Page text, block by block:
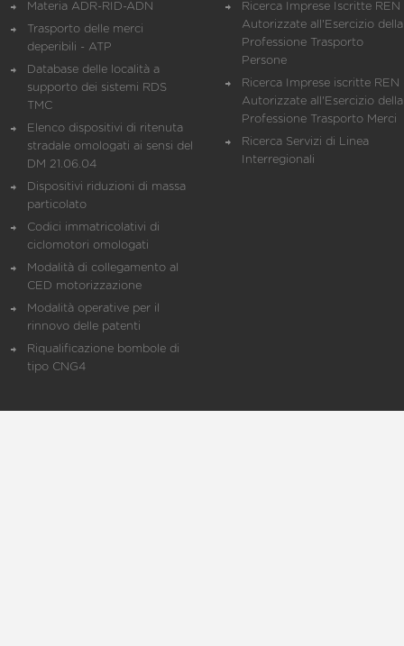
Materia ADR-RID-ADN
Trasporto delle merci
deperibili - ATP
Database delle località a
supporto dei sistemi RDS
TMC
Elenco dispositivi di ritenuta
stradale omologati ai sensi del
DM 21.06.04
Dispositivi riduzioni di massa
particolato
Codici immatricolativi di
ciclomotori omologati
Modalità di collegamento al
CED motorizzazione
Modalità operative per il
rinnovo delle patenti
Riqualificazione bombole di
tipo CNG4
Ricerca Imprese Iscritte REN
Autorizzate all'Esercizio della
Professione Trasporto
Persone
Ricerca Imprese iscritte REN
Autorizzate all'Esercizio della
Professione Trasporto Merci
Ricerca Servizi di Linea
Interregionali